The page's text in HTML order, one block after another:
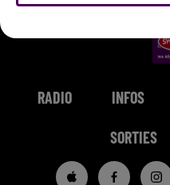
RADIO INFOS
SORTIES